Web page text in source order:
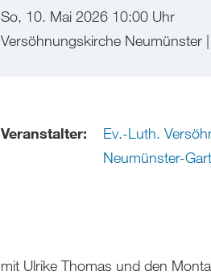
So, 10. Mai 2026 10:00 Uhr
Versöhnungskirche Neumünster
Veranstalter:
Ev.-Luth.
Neumünster-
mit Ulrike Thomas und den